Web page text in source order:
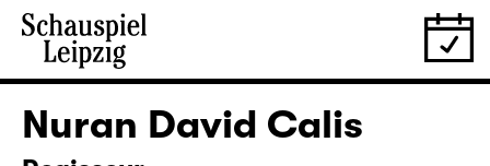
Nuran David Calis